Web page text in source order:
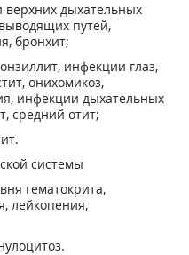
верхних дыхательных
путей,
бронхит;
инфекции глаз,
онихомикоз,
инфекции дыхательных
средний отит;
системы
гематокрита,
лейкопения,